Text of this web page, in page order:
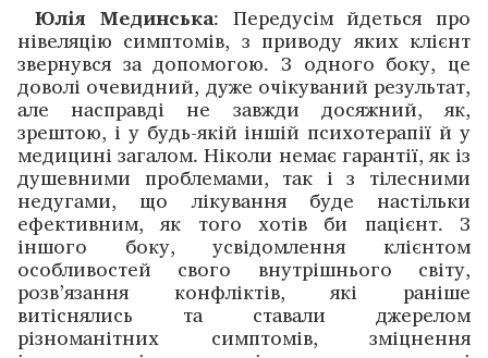
Юлія Мединська: Передусім йдеться про
нівеляцію симптомів, з приводу яких клієнт
звернувся за допомогою. З одного боку, це
доволі очевидний, дуже очікуваний результат,
але насправді не завжди досяжний, як,
зрештою, і у будь-якій іншій психотерапії й у
медицині загалом. Ніколи немає гарантії, як із
душевними проблемами, так і з тілесними
недугами, що лікування буде настільки
ефективним, як того хотів би пацієнт. З
іншого боку, усвідомлення клієнтом
особливостей свого внутрішнього світу,
розв’язання конфліктів, які раніше
витіснялись та ставали джерелом
різноманітних симптомів, зміцнення